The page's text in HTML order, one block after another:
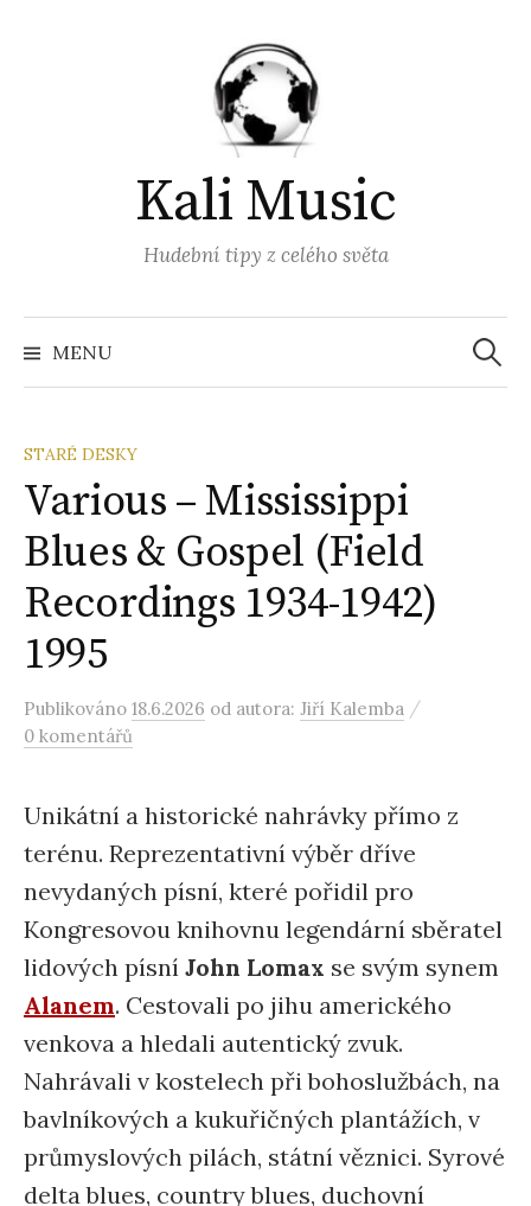
Kali Music
Hudební tipy z celého světa
MENU
STARÉ DESKY
Various – Mississippi
Blues & Gospel (Field
Recordings 1934-1942)
1995
Publikováno 18.6.2026 od autora: Jiří Kalemba /
0 komentářů
Unikátní a historické nahrávky přímo z
terénu. Reprezentativní výběr dříve
nevydaných písní, které pořidil pro
Kongresovou knihovnu legendární sběratel
lidových písní John Lomax se svým synem
Alanem. Cestovali po jihu amerického
venkova a hledali autentický zvuk.
Nahrávali v kostelech při bohoslužbách, na
bavlníkových a kukuřičných plantážích, v
průmyslových pilách, státní věznici. Syrové
delta blues, country blues, duchovní